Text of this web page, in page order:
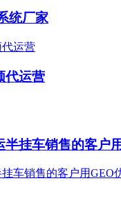
统厂家
代运营
半挂车销售的客户
车销售的客户用GEO